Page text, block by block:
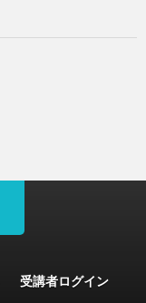
受講者ログイン